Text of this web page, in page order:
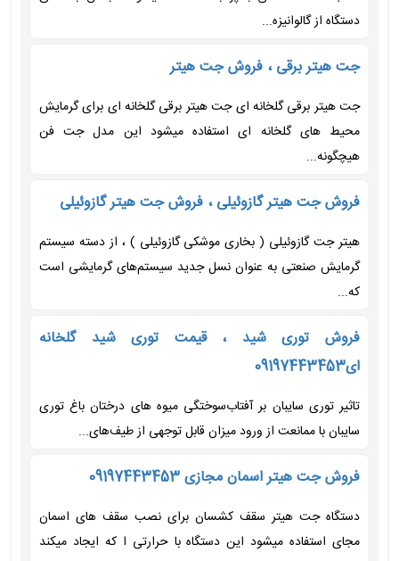
دستگاه از گالوانیزه...
جت هیتر برقی ، فروش جت هیتر
جت هیتر برقی گلخانه ای جت هیتر برقی گلخانه ای برای گرمایش
محیط های گلخانه ای استفاده میشود این مدل جت فن
هیچگونه...
فروش جت هیتر گازوئیلی ، فروش جت هیتر گازوئیلی
هیتر جت گازوئیلی ( بخاری موشکی گازوئیلی ) ، از دسته سیستم
گرمایش صنعتی به عنوان نسل جدید سیستم‌های گرمایشی است
که...
فروش توری شید ، قیمت توری شید گلخانه
ای09197443453
تاثیر توری سایبان بر آفتاب‌سوختگی میوه های درختان باغ توری
سایبان با ممانعت از ورود میزان قابل توجهی از طیف‌های...
فروش جت هیتر اسمان مجازی 09197443453
دستگاه جت هیتر سقف کشسان برای نصب سقف های اسمان
مجای استفاده میشود این دستگاه با حرارتی ا که ایجاد میکند